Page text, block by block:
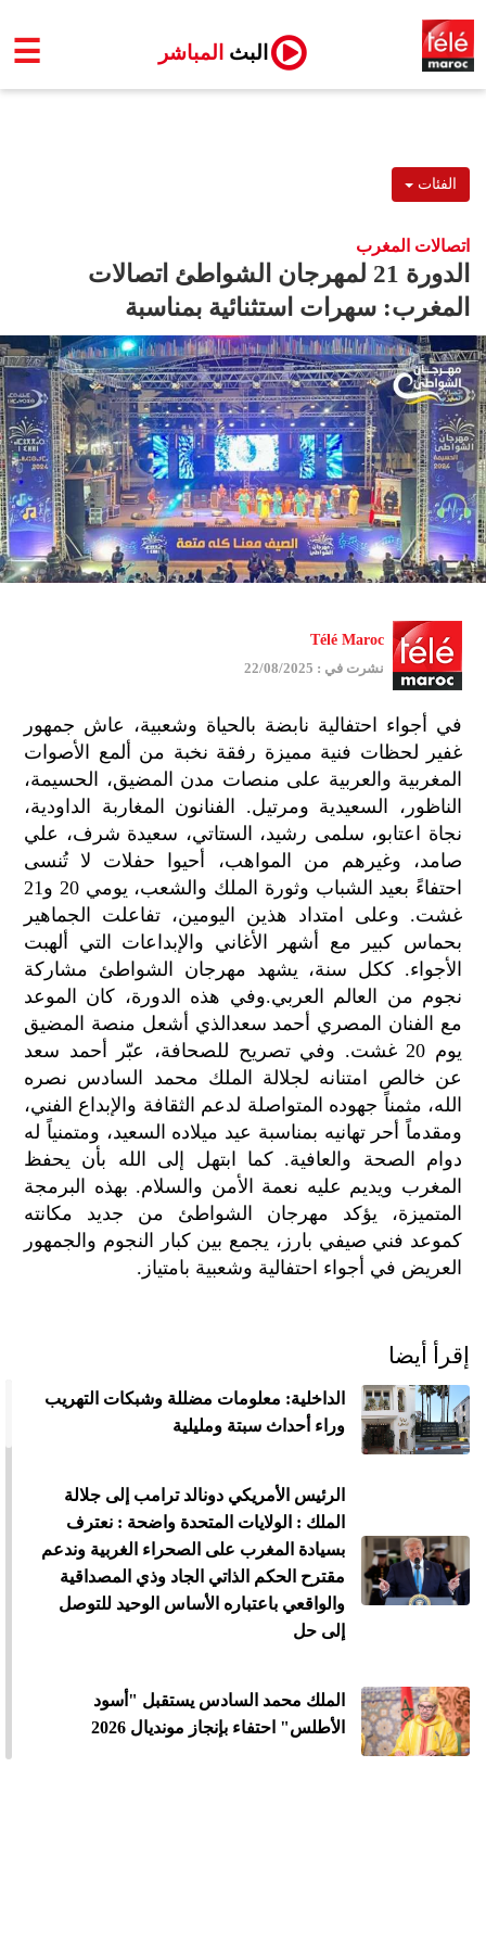
☰ البث المباشر
الفئات
اتصالات المغرب
الدورة 21 لمهرجان الشواطئ اتصالات
المغرب: سهرات استثنائية بمناسبة
Télé Maroc
نشرت في : 22/08/2025
في أجواء احتفالية نابضة بالحياة وشعبية، عاش جمهور
غفير لحظات فنية مميزة رفقة نخبة من ألمع الأصوات
المغربية والعربية على منصات مدن المضيق، الحسيمة،
الناظور، السعيدية ومرتيل. الفنانون المغاربة الداودية،
نجاة اعتابو، سلمى رشيد، الستاتي، سعيدة شرف، علي
صامد، وغيرهم من المواهب، أحيوا حفلات لا تُنسى
احتفاءً بعيد الشباب وثورة الملك والشعب، يومي 20 و21
غشت. وعلى امتداد هذين اليومين، تفاعلت الجماهير
بحماس كبير مع أشهر الأغاني والإبداعات التي ألهبت
الأجواء. ككل سنة، يشهد مهرجان الشواطئ مشاركة
نجوم من العالم العربي.وفي هذه الدورة، كان الموعد
مع الفنان المصري أحمد سعدالذي أشعل منصة المضيق
يوم 20 غشت. وفي تصريح للصحافة، عبّر أحمد سعد
عن خالص امتنانه لجلالة الملك محمد السادس نصره
الله، مثمناً جهوده المتواصلة لدعم الثقافة والإبداع الفني،
ومقدماً أحر تهانيه بمناسبة عيد ميلاده السعيد، ومتمنياً له
دوام الصحة والعافية. كما ابتهل إلى الله بأن يحفظ
المغرب ويديم عليه نعمة الأمن والسلام. بهذه البرمجة
المتميزة، يؤكد مهرجان الشواطئ من جديد مكانته
كموعد فني صيفي بارز، يجمع بين كبار النجوم والجمهور
العريض في أجواء احتفالية وشعبية بامتياز.
إقرأ أيضا
الداخلية: معلومات مضللة وشبكات التهريب
وراء أحداث سبتة ومليلية
الرئيس الأمريكي دونالد ترامب إلى جلالة
الملك : الولايات المتحدة واضحة : نعترف
بسيادة المغرب على الصحراء الغربية وندعم
مقترح الحكم الذاتي الجاد وذي المصداقية
والواقعي باعتباره الأساس الوحيد للتوصل
إلى حل
الملك محمد السادس يستقبل "أسود
الأطلس" احتفاء بإنجاز مونديال 2026